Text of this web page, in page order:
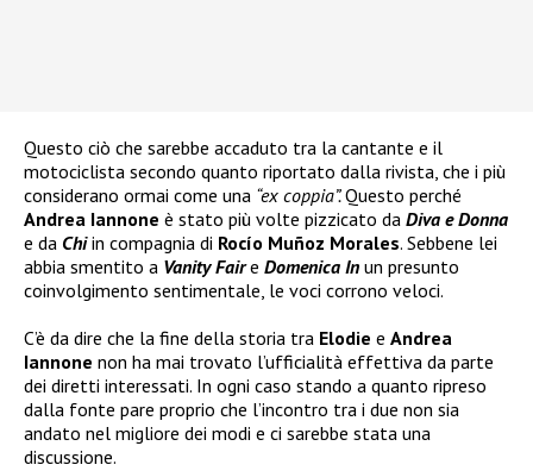
Questo ciò che sarebbe accaduto tra la cantante e il
motociclista secondo quanto riportato dalla rivista, che i più
considerano ormai come una “ex coppia”.Questo perché
Andrea Iannone è stato più volte pizzicato da Diva e Donna
e da Chiin compagnia di Rocío Muñoz Morales. Sebbene lei
abbia smentito a Vanity Faire Domenica In un presunto
coinvolgimento sentimentale, le voci corrono veloci.
C’è da dire che la fine della storia tra Elodie e Andrea
Iannone non ha mai trovato l’ufficialità effettiva da parte
dei diretti interessati. In ogni caso stando a quanto ripreso
dalla fonte pare proprio che l’incontro tra i due non sia
andato nel migliore dei modi e ci sarebbe stata una
discussione.